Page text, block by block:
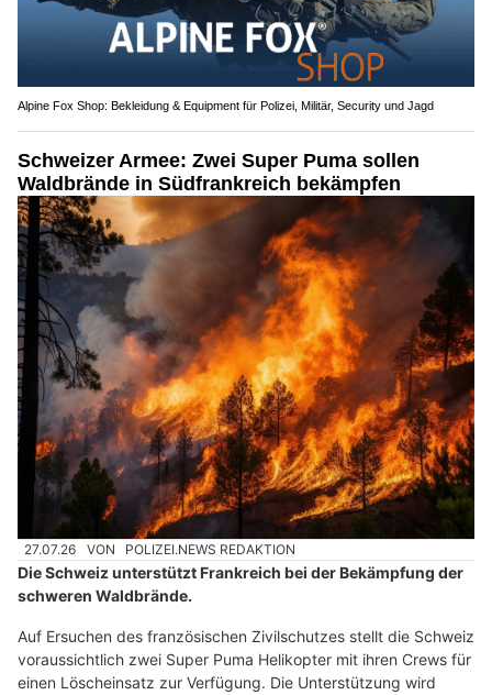
Alpine Fox Shop: Bekleidung & Equipment für Polizei, Militär, Security und Jagd
Schweizer Armee: Zwei Super Puma sollen
Waldbrände in Südfrankreich bekämpfen
27.07.26 VON POLIZEI.NEWS REDAKTION
Die Schweiz unterstützt Frankreich bei der Bekämpfung der
schweren Waldbrände.
Auf Ersuchen des französischen Zivilschutzes stellt die Schweiz
voraussichtlich zwei Super Puma Helikopter mit ihren Crews für
einen Löscheinsatz zur Verfügung. Die Unterstützung wird